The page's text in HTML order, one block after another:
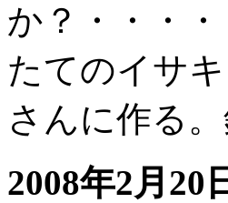
か？・・・
たてのイサ
さんに作る
2008年2月